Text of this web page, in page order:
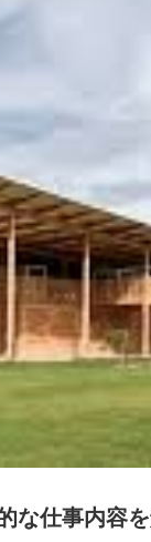
な仕事内容